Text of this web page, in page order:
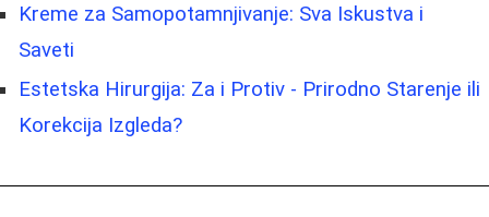
Kreme za Samopotamnjivanje: Sva Iskustva i
Saveti
Estetska Hirurgija: Za i Protiv - Prirodno Starenje ili
Korekcija Izgleda?